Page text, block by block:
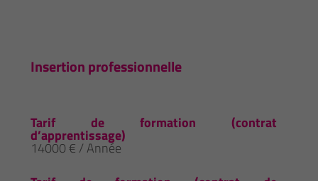
Insertion professionnelle
Tarif de formation (contrat
d’apprentissage)
14000 € / Année